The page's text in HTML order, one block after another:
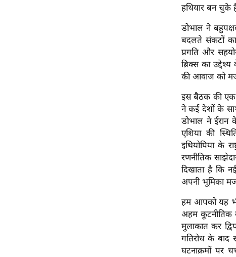
हथियार बन चुके
डोभाल ने
बदलते संकटों का
प्रगति और
ब्रिक्स का
की आवाज को
इस बैठक की एक
ने कई देशों के साथ
डोभाल ने ईरान
एशिया की
इथियोपिया के
रणनीतिक
दिखाता है कि
अपनी भूमिका
हम आपको यह भी
अहम कूटनीतिक
मुलाकात कर
गतिरोध के बाद
घटनाक्रमों पर